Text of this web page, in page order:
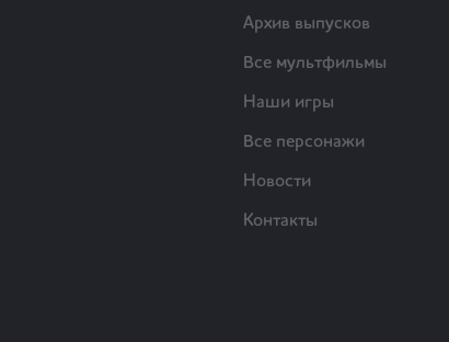
Архив выпусков
Все мультфильмы
Наши игры
Все персонажи
Новости
Контакты